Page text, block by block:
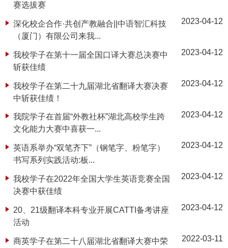
赛选拔赛
深化校企合作·共创产教融合||中语智汇科技
（厦门）有限公司来我...
2023-04-12
我校学子在第十一届全国口译大赛总决赛中
斩获佳绩
2023-04-12
我校学子在第二十九届湖北省翻译大赛决赛
中斩获佳绩！
2023-04-12
我院学子在首届“外教社杯”湖北高校学生跨
文化能力大赛中喜获一...
2023-04-12
英语系举办“双笔齐下”（钢笔字、粉笔字）
书写系列实践活动:板...
2023-04-12
我校学子在2022年全国大学生英语竞赛全国
决赛中获佳绩
2023-04-12
20、21级翻译本科专业开展CATTI备考讲座
活动
2023-04-12
商英学子在第二十八届湖北省翻译大赛中荣
2022-03-11